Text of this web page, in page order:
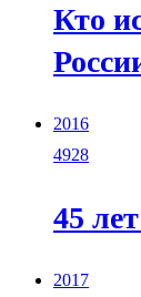
Кто
2016
4928
45
2017